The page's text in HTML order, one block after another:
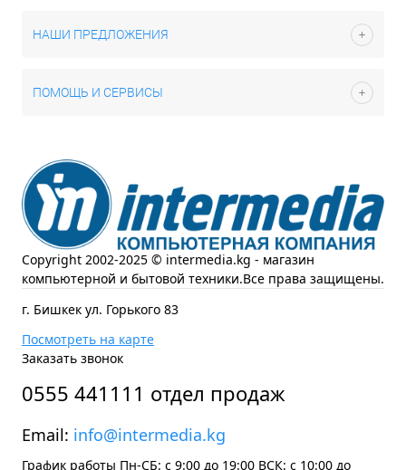
НАШИ ПРЕДЛОЖЕНИЯ
ПОМОЩЬ И СЕРВИСЫ
Copyright 2002-2025 © intermedia.kg - магазин
компьютерной и бытовой техники.Все права защищены.
г. Бишкек ул. Горького 83
Посмотреть на карте
Заказать звонок
0555 441111 отдел продаж
Email: info@intermedia.kg
График работы Пн-СБ: с 9:00 до 19:00 ВСК: с 10:00 до